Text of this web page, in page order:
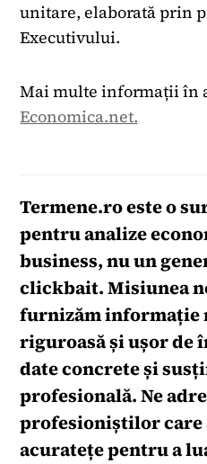
unitare, elaborată prin
Executivului.
Mai multe informații în
Economica.net.
Termene.roeste o
pentru analize
business, nu un
clickbait. Misiunea
furnizăm informație
riguroasă și ușor de
date concrete și
profesională. Ne
profesioniștilor care
acuratețe pentru a